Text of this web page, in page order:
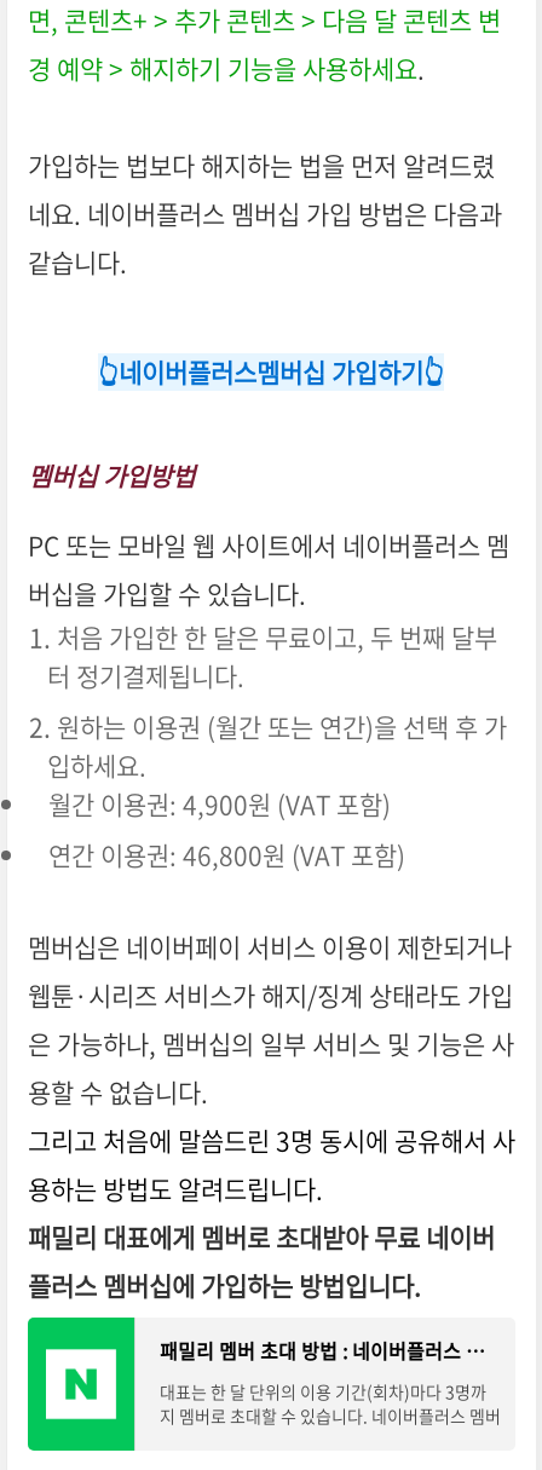
면, 콘텐츠+ > 추가 콘텐츠 > 다음 달 콘텐츠 변
경 예약 > 해지하기 기능을 사용하세요.
가입하는 법보다 해지하는 법을 먼저 알려드렸
네요. 네이버플러스 멤버십 가입 방법은 다음과
같습니다.
👆️네이버플러스멤버십 가입하기👆️
멤버십 가입방법
PC 또는 모바일 웹 사이트에서 네이버플러스 멤
버십을 가입할 수 있습니다.
처음 가입한 한 달은 무료이고, 두 번째 달부
터 정기결제됩니다.
원하는 이용권 (월간 또는 연간)을 선택 후 가
입하세요.
월간 이용권: 4,900원 (VAT 포함)
연간 이용권: 46,800원 (VAT 포함)
멤버십은 네이버페이 서비스 이용이 제한되거나
웹툰·시리즈 서비스가 해지/징계 상태라도 가입
은 가능하나, 멤버십의 일부 서비스 및 기능은 사
용할 수 없습니다.
그리고 처음에 말씀드린 3명 동시에 공유해서 사
용하는 방법도 알려드립니다.
패밀리 대표에게 멤버로 초대받아 무료 네이버
플러스 멤버십에 가입하는 방법입니다.
패밀리 멤버 초대 방법 : 네이버플러스 멤버십 고객센터
대표는 한 달 단위의 이용 기간(회차)마다 3명까
지 멤버로 초대할 수 있습니다. ​네이버플러스 멤버